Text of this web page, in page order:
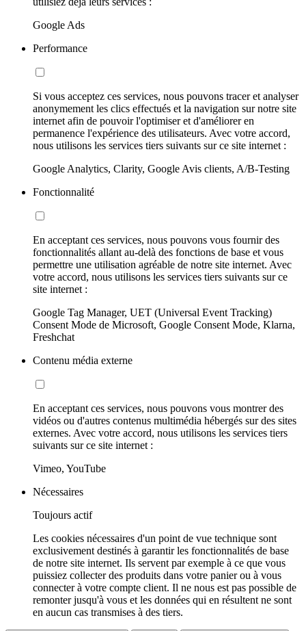
Google Ads
Performance
Si vous acceptez ces services, nous pouvons tracer et analyser
anonymement les clics effectués et la navigation sur notre site
internet afin de pouvoir l'optimiser et d'améliorer en
permanence l'expérience des utilisateurs. Avec votre accord,
nous utilisons les services tiers suivants sur ce site internet :
Google Analytics, Clarity, Google Avis clients, A/B-Testing
Fonctionnalité
En acceptant ces services, nous pouvons vous fournir des
fonctionnalités allant au-delà des fonctions de base et vous
permettre une utilisation agréable de notre site internet. Avec
votre accord, nous utilisons les services tiers suivants sur ce
site internet :
Google Tag Manager, UET (Universal Event Tracking)
Consent Mode de Microsoft, Google Consent Mode, Klarna,
Freshchat
Contenu média externe
En acceptant ces services, nous pouvons vous montrer des
vidéos ou d'autres contenus multimédia hébergés sur des sites
externes. Avec votre accord, nous utilisons les services tiers
suivants sur ce site internet :
Vimeo, YouTube
Nécessaires
Toujours actif
Les cookies nécessaires d'un point de vue technique sont
exclusivement destinés à garantir les fonctionnalités de base
de notre site internet. Ils servent par exemple à ce que vous
puissiez collecter des produits dans votre panier ou à vous
connecter à votre compte client. Il ne nous est pas possible de
remonter jusqu'à vous et les données qui en résultent ne sont
en aucun cas transmises à des tiers.